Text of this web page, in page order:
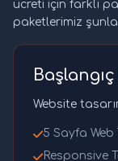
ücreti için farklı
paketlerimiz
Website
5 Sayfa Web
Responsive